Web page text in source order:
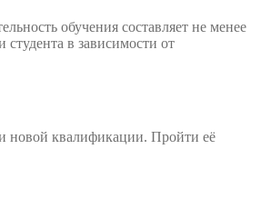
обучения составляет не менее
в зависимости от
новой квалификации. Пройти её